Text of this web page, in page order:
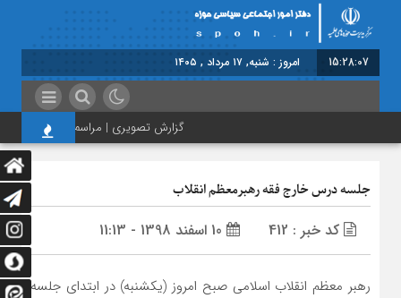
15:28:07 امروز : شنبه, ۱۷ مرداد , ۱۴۰۵
گزارش تصویری | مراسم بزرگداشت امام
جلسه درس خارج فقه رهبرمعظم انقلاب
کد خبر : 412
رهبر معظم انقلاب اسلامی صبح امروز (یکشنبه) در ابتدای جلسه